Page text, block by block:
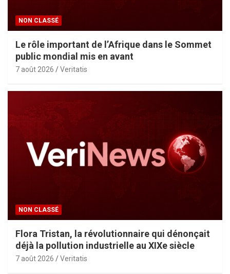
NON CLASSÉ
Le rôle important de l’Afrique dans le Sommet
public mondial mis en avant
7 août 2026 Veritatis
NON CLASSÉ
Flora Tristan, la révolutionnaire qui dénonçait
déjà la pollution industrielle au XIXe siècle
7 août 2026 Veritatis